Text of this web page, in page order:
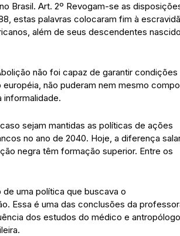
Brasil. Art. 2º Revogam-se as
estas palavras colocaram fim à
além de seus descendentes
não foi capaz de garantir condições
não puderam nem mesmo
informalidade.
sejam mantidas as políticas de ações
no ano de 2040. Hoje, a diferença
negra têm formação superior. Entre os
uma política que buscava o
Essa é uma das conclusões da
dos estudos do médico e antropólogo